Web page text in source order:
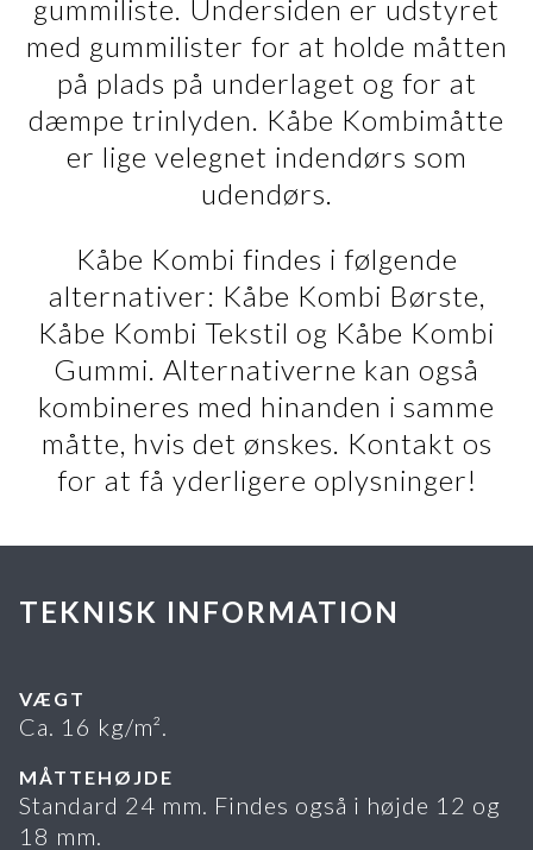
gummiliste. Undersiden er udstyret
med gummilister for at holde måtten
på plads på underlaget og for at
dæmpe trinlyden. Kåbe Kombimåtte
er lige velegnet indendørs som
udendørs.
Kåbe Kombi findes i følgende
alternativer: Kåbe Kombi Børste,
Kåbe Kombi Tekstil og Kåbe Kombi
Gummi. Alternativerne kan også
kombineres med hinanden i samme
måtte, hvis det ønskes. Kontakt os
for at få yderligere oplysninger!
TEKNISK INFORMATION
VÆGT
Ca. 16 kg/m².
MÅTTEHØJDE
Standard 24 mm. Findes også i højde 12 og
18 mm.